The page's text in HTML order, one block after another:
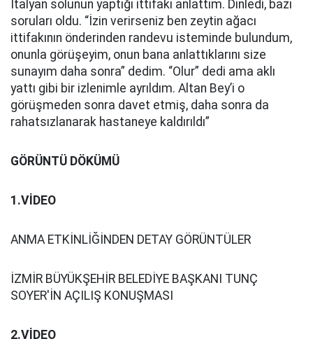
İtalyan solunun yaptığı ittifakı anlattım. Dinledi, bazı
soruları oldu. “İzin verirseniz ben zeytin ağacı
ittifakının önderinden randevu isteminde bulundum,
onunla görüşeyim, onun bana anlattıklarını size
sunayım daha sonra” dedim. “Olur” dedi ama aklı
yattı gibi bir izlenimle ayrıldım. Altan Bey’i o
görüşmeden sonra davet etmiş, daha sonra da
rahatsızlanarak hastaneye kaldırıldı”
GÖRÜNTÜ DÖKÜMÜ
1.VİDEO
ANMA ETKİNLİĞİNDEN DETAY GÖRÜNTÜLER
İZMİR BÜYÜKŞEHİR BELEDİYE BAŞKANI TUNÇ
SOYER'İN AÇILIŞ KONUŞMASI
2.VİDEO